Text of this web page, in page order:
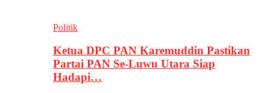
Politik
Ketua DPC PAN Karemuddin Pastikan
Partai PAN Se-Luwu Utara Siap
Hadapi…